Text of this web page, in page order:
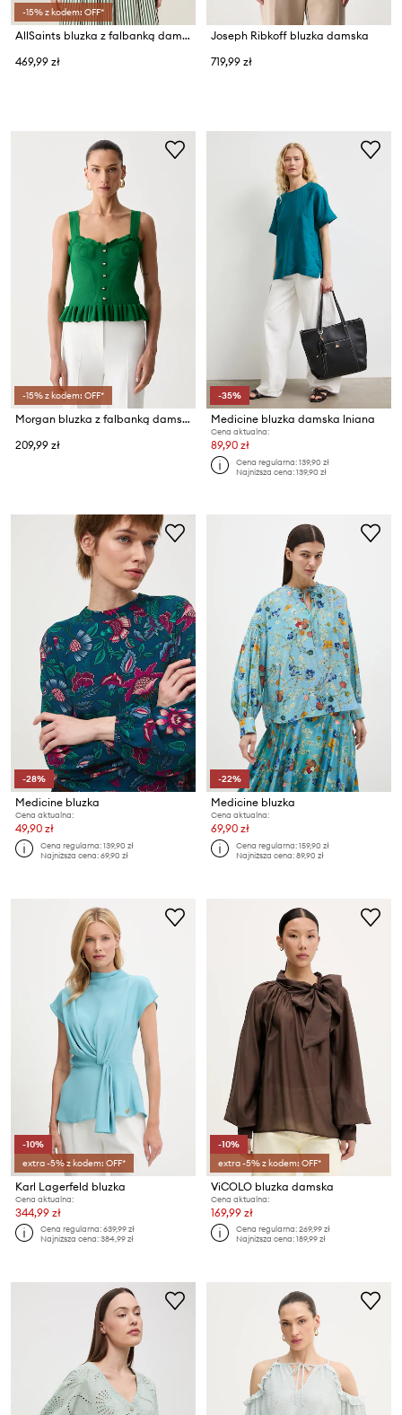
-15% z kodem: OFF*
AllSaints bluzka z falbanką damska bawełniana KALI
469,99 zł
Joseph Ribkoff bluzka damska
719,99 zł
-15% z kodem: OFF*
Morgan bluzka z falbanką damska z wiskozą MISMO
209,99 zł
-35%
Medicine bluzka damska lniana
Cena aktualna:
89,90 zł
Cena regularna:139,90 zł
Najniższa cena:139,90 zł
-28%
Medicine bluzka
Cena aktualna:
49,90 zł
Cena regularna:139,90 zł
Najniższa cena:69,90 zł
-22%
Medicine bluzka
Cena aktualna:
69,90 zł
Cena regularna:159,90 zł
Najniższa cena:89,90 zł
-10%
extra -5% z kodem: OFF*
Karl Lagerfeld bluzka
Cena aktualna:
344,99 zł
Cena regularna:639,99 zł
Najniższa cena:384,99 zł
-10%
extra -5% z kodem: OFF*
ViCOLO bluzka damska
Cena aktualna:
169,99 zł
Cena regularna:269,99 zł
Najniższa cena:189,99 zł